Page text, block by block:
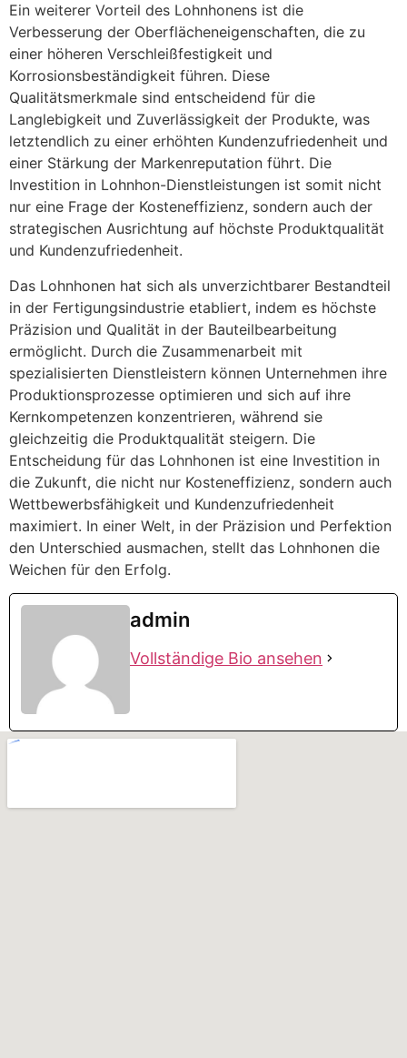
Ein weiterer Vorteil des Lohnhonens ist die
Verbesserung der Oberflächeneigenschaften, die zu
einer höheren Verschleißfestigkeit und
Korrosionsbeständigkeit führen. Diese
Qualitätsmerkmale sind entscheidend für die
Langlebigkeit und Zuverlässigkeit der Produkte, was
letztendlich zu einer erhöhten Kundenzufriedenheit und
einer Stärkung der Markenreputation führt. Die
Investition in Lohnhon-Dienstleistungen ist somit nicht
nur eine Frage der Kosteneffizienz, sondern auch der
strategischen Ausrichtung auf höchste Produktqualität
und Kundenzufriedenheit.
Das Lohnhonen hat sich als unverzichtbarer Bestandteil
in der Fertigungsindustrie etabliert, indem es höchste
Präzision und Qualität in der Bauteilbearbeitung
ermöglicht. Durch die Zusammenarbeit mit
spezialisierten Dienstleistern können Unternehmen ihre
Produktionsprozesse optimieren und sich auf ihre
Kernkompetenzen konzentrieren, während sie
gleichzeitig die Produktqualität steigern. Die
Entscheidung für das Lohnhonen ist eine Investition in
die Zukunft, die nicht nur Kosteneffizienz, sondern auch
Wettbewerbsfähigkeit und Kundenzufriedenheit
maximiert. In einer Welt, in der Präzision und Perfektion
den Unterschied ausmachen, stellt das Lohnhonen die
Weichen für den Erfolg.
admin
Vollständige Bio ansehen